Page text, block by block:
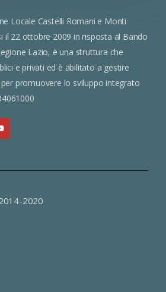
Locale Castelli Romani e Monti
il 22 ottobre 2009 in risposta al Bando
Lazio, è una struttura che
e privati ed è abilitato a gestire
promuovere lo sviluppo integrato
2020